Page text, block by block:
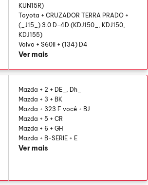
KUN15R)
Toyota + CRUZADOR TERRA PRADO +
(_J15_) 3.0 D-4D (KDJ150_, KDJ150,
KDJ155)
Volvo + S60II + (134) D4
Ver mais
Mazda + 2 + DE_, Dh_
Mazda + 3 + BK
Mazda + 323 F você + BJ
Mazda + 5 + CR
Mazda + 6 + GH
Mazda + B-SERIE + E
Ver mais